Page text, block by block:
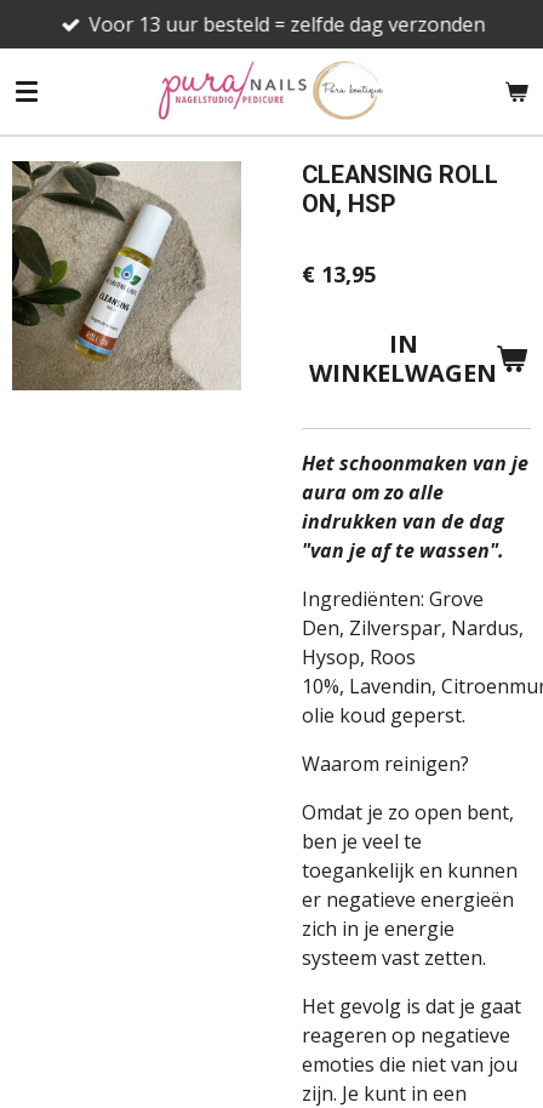
direct
naar
hoofdinhoud
Voor 13 uur besteld = zelfde dag verzonden
CLEANSING ROLL
ON, HSP
€ 13,95
IN
WINKELWAGEN
Het schoonmaken van je
aura om zo alle
indrukken van de dag
"van je af te wassen".
Ingrediënten: Grove
Den, Zilverspar, Nardus,
Hysop, Roos
10%, Lavendin,
olie koud geperst.
Waarom reinigen?
Omdat je zo open bent,
ben je veel te
toegankelijk en kunnen
er negatieve energieën
zich in je energie
systeem vast zetten.
Het gevolg is dat je gaat
reageren op negatieve
emoties die niet van jou
zijn. Je kunt in een